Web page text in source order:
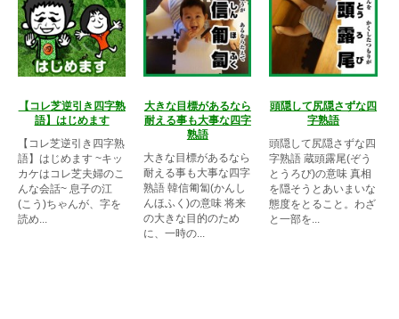
【コレ芝逆引き四字熟
語】はじめます
【コレ芝逆引き四字熟
語】はじめます ~キッ
カケはコレ芝夫婦のこ
んな会話~ 息子の江
(こう)ちゃんが、字を
読め...
大きな目標があるなら
耐える事も大事な四字
熟語
大きな目標があるなら
耐える事も大事な四字
熟語 韓信匍匐(かんし
んほふく)の意味 将来
の大きな目的のため
に、一時の...
頭隠して尻隠さずな四
字熟語
頭隠して尻隠さずな四
字熟語 蔵頭露尾(ぞう
とうろび)の意味 真相
を隠そうとあいまいな
態度をとること。わざ
と一部を...